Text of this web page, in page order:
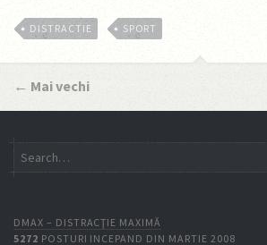
DISTRACTIE SPORT
← Mai vechi
DMAX – DISTRACŢIE MAXIMĂ
5272 POSTURI INCEPAND DIN MARTIE 2008